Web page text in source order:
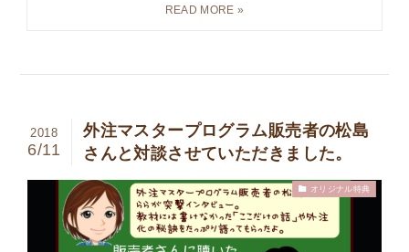
外注マスタープログラム販売者の松島
さんと対談させていただきました。
2018
6/11
オリジナル特典